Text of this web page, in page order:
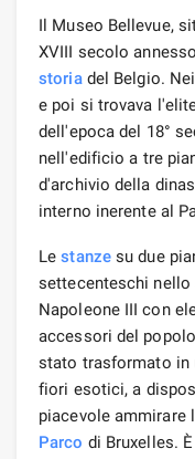
Il Museo Bellevue,
XVIII secolo
storiadel Belgio.
e poi si trovava
dell'epoca del 18°
nell'edificio a tre
d'archivio della
interno inerente al
Lestanzesu due
settecenteschi nello
Napoleone III con
accessori del
stato trasformato
fiori esotici, a
piacevole ammirare
Parco di Bruxelles.